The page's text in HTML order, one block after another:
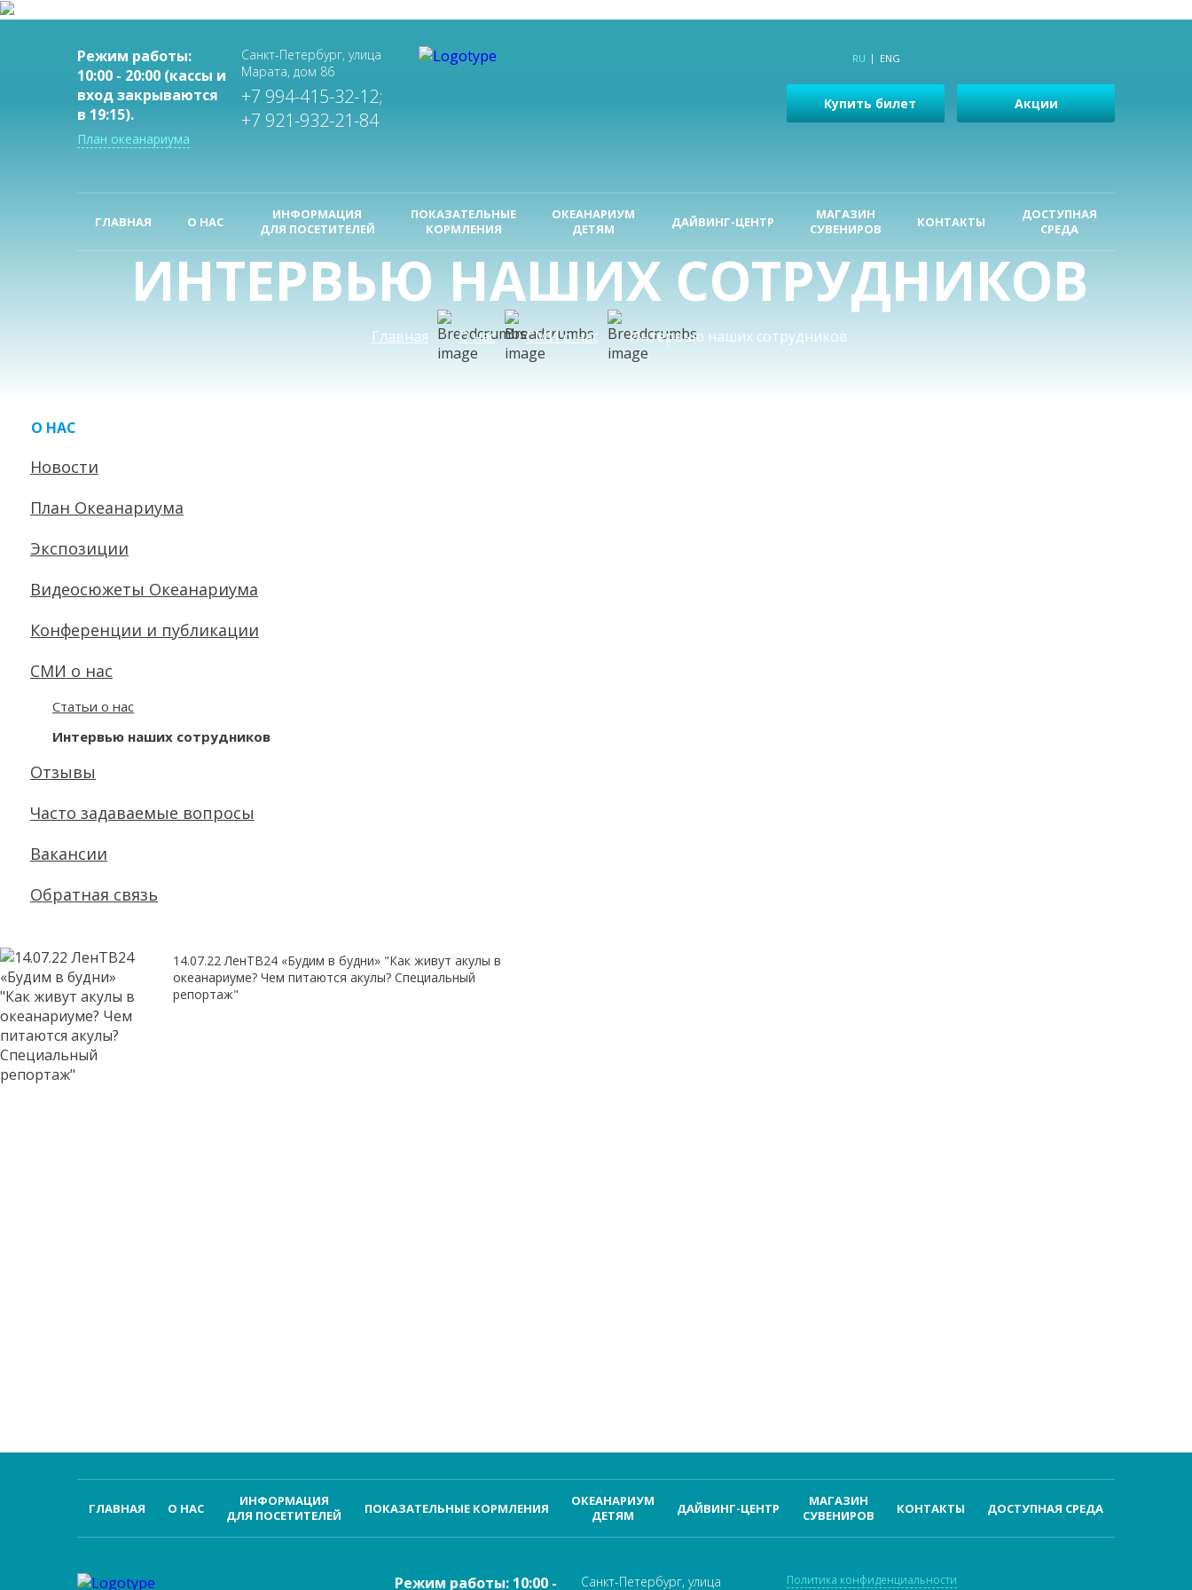
Режим работы:
10:00 - 20:00 (кассы и
вход закрываются
в 19:15).
План океанариума
Санкт-Петербург, улица
Марата, дом 86
+7 994-415-32-12;
+7 921-932-21-84
RU ENG
Купить билет Акции
ГЛАВНАЯ О НАС
ИНФОРМАЦИЯ
ДЛЯ ПОСЕТИТЕЛЕЙ
ПОКАЗАТЕЛЬНЫЕ
КОРМЛЕНИЯ
ОКЕАНАРИУМ
ДЕТЯМ
ДАЙВИНГ-ЦЕНТР
МАГАЗИН
СУВЕНИРОВ
КОНТАКТЫ
ДОСТУПНАЯ
СРЕДА
ИНТЕРВЬЮ НАШИХ СОТРУДНИКОВ
Главная О нас СМИ о нас Интервью наших сотрудников
О НАС
Новости
План Океанариума
Экспозиции
Видеосюжеты Океанариума
Конференции и публикации
СМИ о нас
Статьи о нас
Интервью наших сотрудников
Отзывы
Часто задаваемые вопросы
Вакансии
Обратная связь
14.07.22 ЛенТВ24 «Будим в будни» "Как живут акулы в
океанариуме? Чем питаются акулы? Специальный
репортаж"
ГЛАВНАЯ О НАС
ИНФОРМАЦИЯ
ДЛЯ ПОСЕТИТЕЛЕЙ
ПОКАЗАТЕЛЬНЫЕ КОРМЛЕНИЯ
ОКЕАНАРИУМ
ДЕТЯМ
ДАЙВИНГ-ЦЕНТР
МАГАЗИН
СУВЕНИРОВ
КОНТАКТЫ ДОСТУПНАЯ СРЕДА
Режим работы: 10:00 - Санкт-Петербург, улица Политика конфиденциальности